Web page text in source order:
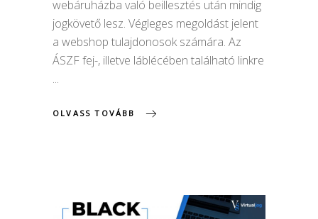
webáruházba való beillesztés után mindig
jogkövető lesz. Végleges megoldást jelent
a webshop tulajdonosok számára. Az
ÁSZF fej-, illetve láblécében található linkre
OLVASS TOVÁBB